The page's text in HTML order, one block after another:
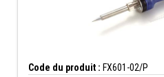
Code du produit : FX601-02/P